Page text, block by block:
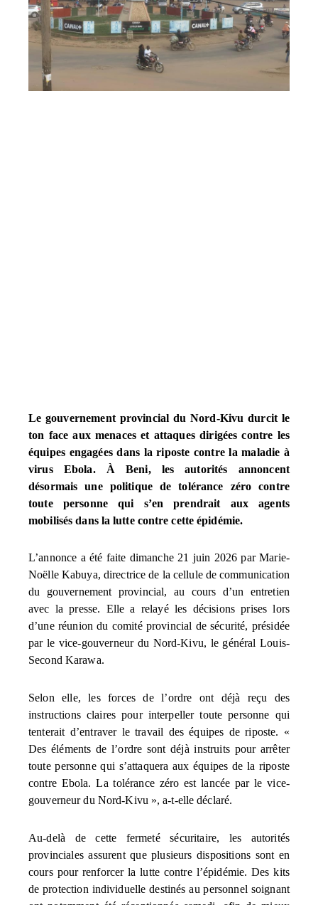
Le gouvernement provincial du Nord-Kivu durcit le
ton face aux menaces et attaques dirigées contre les
équipes engagées dans la riposte contre la maladie à
virus Ebola. À Beni, les autorités annoncent
désormais une politique de tolérance zéro contre
toute personne qui s’en prendrait aux agents
mobilisés dans la lutte contre cette épidémie.
L’annonce a été faite dimanche 21 juin 2026 par Marie-
Noëlle Kabuya, directrice de la cellule de communication
du gouvernement provincial, au cours d’un entretien
avec la presse. Elle a relayé les décisions prises lors
d’une réunion du comité provincial de sécurité, présidée
par le vice-gouverneur du Nord-Kivu, le général Louis-
Second Karawa.
Selon elle, les forces de l’ordre ont déjà reçu des
instructions claires pour interpeller toute personne qui
tenterait d’entraver le travail des équipes de riposte. «
Des éléments de l’ordre sont déjà instruits pour arrêter
toute personne qui s’attaquera aux équipes de la riposte
contre Ebola. La tolérance zéro est lancée par le vice-
gouverneur du Nord-Kivu », a-t-elle déclaré.
Au-delà de cette fermeté sécuritaire, les autorités
provinciales assurent que plusieurs dispositions sont en
cours pour renforcer la lutte contre l’épidémie. Des kits
de protection individuelle destinés au personnel soignant